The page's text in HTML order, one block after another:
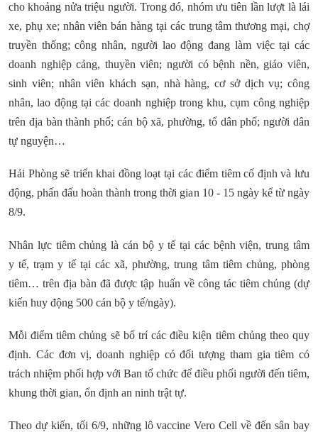
cho khoảng nửa triệu người. Trong đó, nhóm ưu tiên lần lượt là lái
xe, phụ xe; nhân viên bán hàng tại các trung tâm thương mại, chợ
truyền thống; công nhân, người lao động đang làm việc tại các
doanh nghiệp cảng, thuyền viên; người có bệnh nền, giáo viên,
sinh viên; nhân viên khách sạn, nhà hàng, cơ sở dịch vụ; công
nhân, lao động tại các doanh nghiệp trong khu, cụm công nghiệp
trên địa bàn thành phố; cán bộ xã, phường, tổ dân phố; người dân
tự nguyện…
Hải Phòng sẽ triển khai đồng loạt tại các điểm tiêm cố định và lưu
động, phấn đấu hoàn thành trong thời gian 10 - 15 ngày kể từ ngày
8/9.
Nhân lực tiêm chủng là cán bộ y tế tại các bệnh viện, trung tâm
y tế, trạm y tế tại các xã, phường, trung tâm tiêm chủng, phòng
tiêm… trên địa bàn đã được tập huấn về công tác tiêm chủng (dự
kiến huy động 500 cán bộ y tế/ngày).
Mỗi điểm tiêm chủng sẽ bố trí các điều kiện tiêm chủng theo quy
định. Các đơn vị, doanh nghiệp có đối tượng tham gia tiêm có
trách nhiệm phối hợp với Ban tổ chức để điều phối người đến tiêm,
khung thời gian, ổn định an ninh trật tự.
Theo dự kiến, tối 6/9, những lô vaccine Vero Cell về đến sân bay